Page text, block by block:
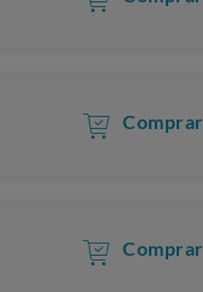
Comprar
Comprar